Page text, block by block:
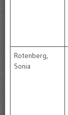
Rotenberg,
Sonia